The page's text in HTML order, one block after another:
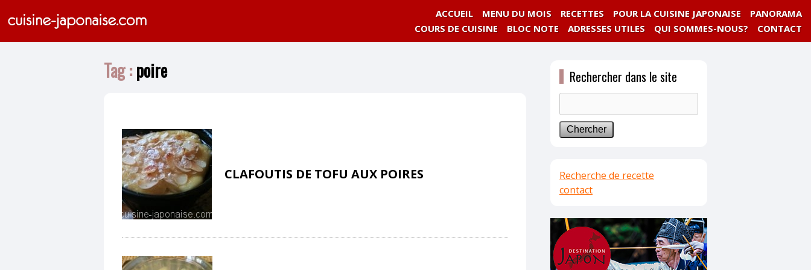
PANORAMA
POUR LA CUISINE JAPONAISE
RECETTES
MENU DU MOIS
ACCUEIL
CONTACT
QUI SOMMES-NOUS?
ADRESSES UTILES
BLOC NOTE
COURS DE CUISINE
Tag :poire
CLAFOUTIS DE TOFU AUX POIRES
Rechercher dans le site
Recherche de recette
contact